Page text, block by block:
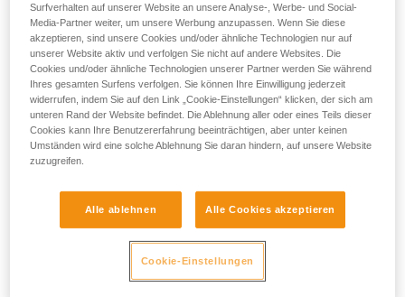
Andere, nicht empfehlenswerte
Befestigungsmöglichkeiten
Surfverhalten auf unserer Website an unsere Analyse-, Werbe- und Social-
Media-Partner weiter, um unsere Werbung anzupassen. Wenn Sie diese
akzeptieren, sind unsere Cookies und/oder ähnliche Technologien nur auf
unserer Website aktiv und verfolgen Sie nicht auf andere Websites. Die
Cookies und/oder ähnliche Technologien unserer Partner werden Sie während
Ihres gesamten Surfens verfolgen. Sie können Ihre Einwilligung jederzeit
widerrufen, indem Sie auf den Link „Cookie-Einstellungen“ klicken, der sich am
unteren Rand der Website befindet. Die Ablehnung aller oder eines Teils dieser
Cookies kann Ihre Benutzererfahrung beeinträchtigen, aber unter keinen
Umständen wird eine solche Ablehnung Sie daran hindern, auf unsere Website
zuzugreifen.
Alle ablehnen Alle Cookies akzeptieren
Cookie-Einstellungen